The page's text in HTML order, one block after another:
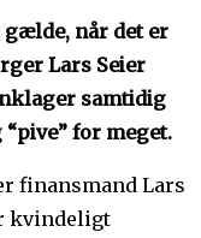
når det er
Lars Seier
samtidig
for meget.
finansmand Lars
kvindeligt